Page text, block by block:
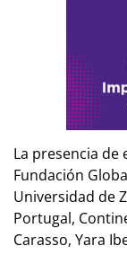
La presencia de
Fundación
Universidad de
Portugal,
Carasso, Yara